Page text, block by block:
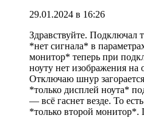
29.01.2024 в 16:26
Здравствуйте. Подключал
*нет сигнала* в
монитор* теперь при
ноуту нет изображения на
Отключаю шнур
*только дисплей ноута*
— всё гаснет везде. То
*только второй монитор*.